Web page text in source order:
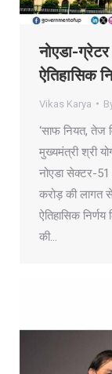
नोएडा-
ऐतिहासिक
Vikas Karya
‘साफ नियत, तेज
मुख्यमंत्री श्री
नोएडा सेक्टर-
करोड़ की लागत
ऐतिहासिक
की…